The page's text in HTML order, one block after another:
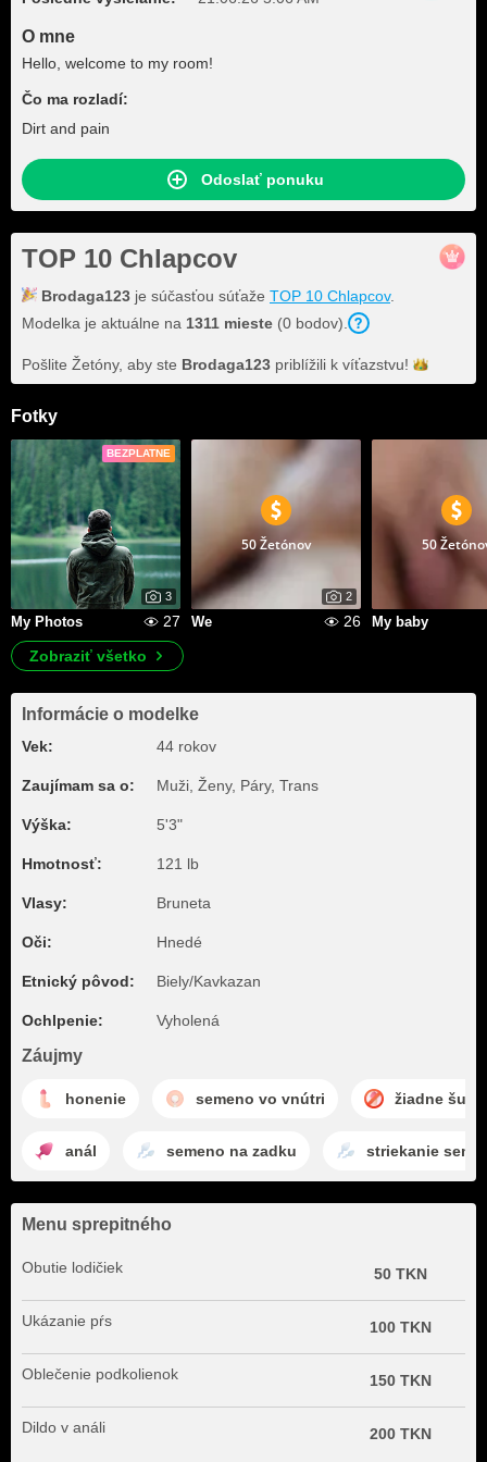
O mne
Hello, welcome to my room!
Čo ma rozladí:
Dirt and pain
Odoslať ponuku
TOP 10 Chlapcov
Brodaga123 je súčasťou súťaže TOP 10 Chlapcov.
Modelka je aktuálne na 1311 mieste (0 bodov).
Pošlite Žetóny, aby ste Brodaga123 priblížili k víťazstvu!
Fotky
BEZPLATNE
3
My Photos 27
50 Žetónov
2
We 26
50
My baby
Zobraziť všetko
Informácie o modelke
Vek: 44 rokov
Zaujímam sa o: Muži, Ženy, Páry, Trans
Výška: 5'3"
Hmotnosť: 121 lb
Vlasy: Bruneta
Oči: Hnedé
Etnický pôvod: Biely/Kavkazan
Ochlpenie: Vyholená
Záujmy
honenie semeno vo vnútri žiadne
anál semeno na zadku striekanie
Menu sprepitného
Obutie lodičiek 50 TKN
Ukázanie pŕs 100 TKN
Oblečenie podkolienok 150 TKN
Dildo v análi 200 TKN